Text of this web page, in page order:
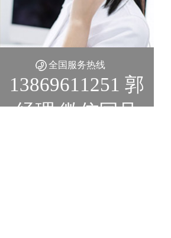
全国服务热线
13869611251 郭
经理 微信同号